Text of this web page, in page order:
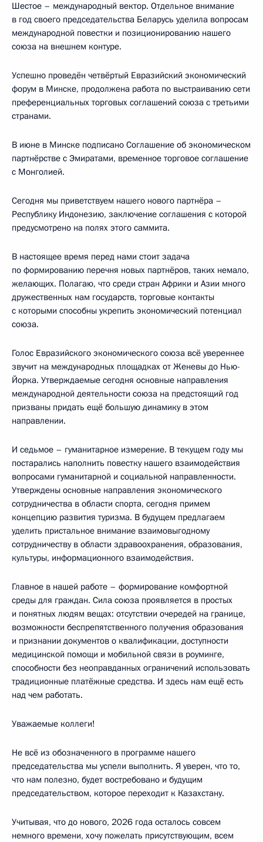
Шестое – международный вектор. Отдельное внимание
в год своего председательства Беларусь уделила вопросам
международной повестки и позиционированию нашего
союза на внешнем контуре.
Успешно проведён четвёртый Евразийский экономический
форум в Минске, продолжена работа по выстраиванию сети
преференциальных торговых соглашений союза с третьими
странами.
В июне в Минске подписано Соглашение об экономическом
партнёрстве с Эмиратами, временное торговое соглашение
с Монголией.
Сегодня мы приветствуем нашего нового партнёра –
Республику Индонезию, заключение соглашения с которой
предусмотрено на полях этого саммита.
В настоящее время перед нами стоит задача
по формированию перечня новых партнёров, таких немало,
желающих. Полагаю, что среди стран Африки и Азии много
дружественных нам государств, торговые контакты
с которыми способны укрепить экономический потенциал
союза.
Голос Евразийского экономического союза всё увереннее
звучит на международных площадках от Женевы до Нью-
Йорка. Утверждаемые сегодня основные направления
международной деятельности союза на предстоящий год
призваны придать ещё большую динамику в этом
направлении.
И седьмое – гуманитарное измерение. В текущем году мы
постарались наполнить повестку нашего взаимодействия
вопросами гуманитарной и социальной направленности.
Утверждены основные направления экономического
сотрудничества в области спорта, сегодня примем
концепцию развития туризма. В будущем предлагаем
уделить пристальное внимание взаимовыгодному
сотрудничеству в области здравоохранения, образования,
культуры, информационного взаимодействия.
Главное в нашей работе – формирование комфортной
среды для граждан. Сила союза проявляется в простых
и понятных людям вещах: отсутствии очередей на границе,
возможности беспрепятственного получения образования
и признании документов о квалификации, доступности
медицинской помощи и мобильной связи в роуминге,
способности без неоправданных ограничений использовать
традиционные платёжные средства. И здесь нам ещё есть
над чем работать.
Уважаемые коллеги!
Не всё из обозначенного в программе нашего
председательства мы успели выполнить. Я уверен, что то,
что нам полезно, будет востребовано и будущим
председательством, которое переходит к Казахстану.
Учитывая, что до нового, 2026 года осталось совсем
немного времени, хочу пожелать присутствующим, всем